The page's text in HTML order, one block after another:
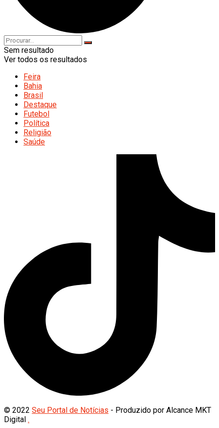
Sem resultado
Ver todos os resultados
Feira
Bahia
Brasil
Destaque
Futebol
Política
Religião
Saúde
© 2022 Seu Portal de Notícias - Produzido por Alcance MKT
Digital .